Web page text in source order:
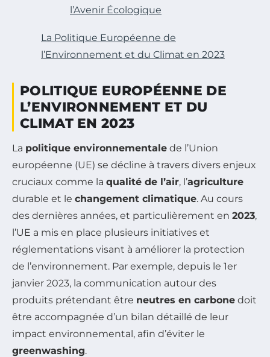
l’Avenir Écologique
La Politique Européenne de
l’Environnement et du Climat en 2023
POLITIQUE EUROPÉENNE DE
L’ENVIRONNEMENT ET DU
CLIMAT EN 2023
La politique environnementale de l’Union
européenne (UE) se décline à travers divers enjeux
cruciaux comme la qualité de l’air, l’agriculture
durable et le changement climatique. Au cours
des dernières années, et particulièrement en 2023,
l’UE a mis en place plusieurs initiatives et
réglementations visant à améliorer la protection
de l’environnement. Par exemple, depuis le 1er
janvier 2023, la communication autour des
produits prétendant être neutres en carbone doit
être accompagnée d’un bilan détaillé de leur
impact environnemental, afin d’éviter le
greenwashing.